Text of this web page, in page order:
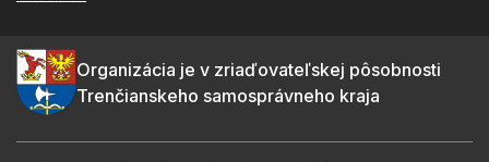
Organizácia je v zriaďovateľskej pôsobnosti
Trenčianskeho samosprávneho kraja